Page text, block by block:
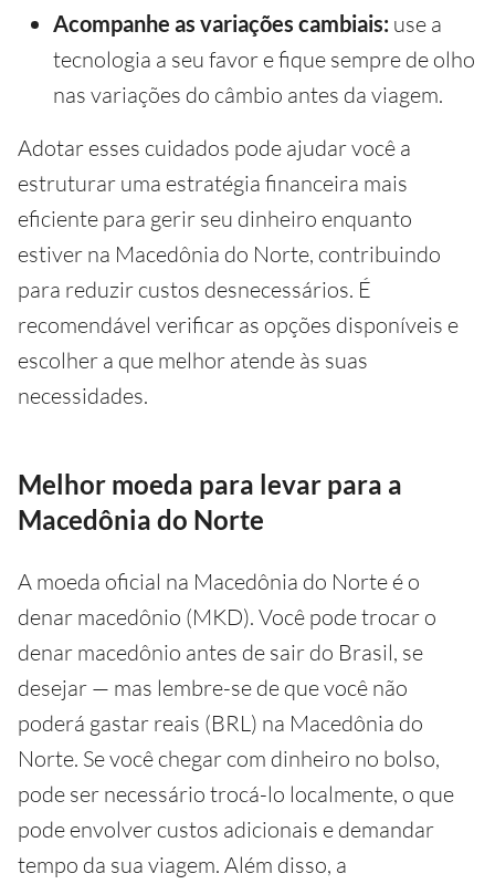
Acompanhe as variações cambiais: use a
tecnologia a seu favor e fique sempre de olho
nas variações do câmbio antes da viagem.
Adotar esses cuidados pode ajudar você a
estruturar uma estratégia financeira mais
eficiente para gerir seu dinheiro enquanto
estiver na Macedônia do Norte, contribuindo
para reduzir custos desnecessários. É
recomendável verificar as opções disponíveis e
escolher a que melhor atende às suas
necessidades.
Melhor moeda para levar para a
Macedônia do Norte
A moeda oficial na Macedônia do Norte é o
denar macedônio (MKD). Você pode trocar o
denar macedônio antes de sair do Brasil, se
desejar — mas lembre-se de que você não
poderá gastar reais (BRL) na Macedônia do
Norte. Se você chegar com dinheiro no bolso,
pode ser necessário trocá-lo localmente, o que
pode envolver custos adicionais e demandar
tempo da sua viagem. Além disso, a